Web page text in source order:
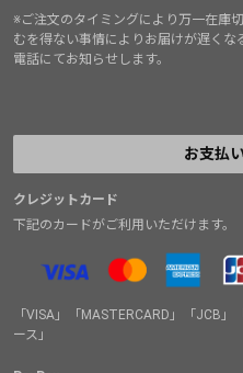
※ご注文のタイミングにより万一在庫
むを得ない事情によりお届けが遅く
電話にてお知らせします。
お支払
クレジットカード
下記のカードがご利用いただけます。
「VISA」「MASTERCARD」「JCB
ース」